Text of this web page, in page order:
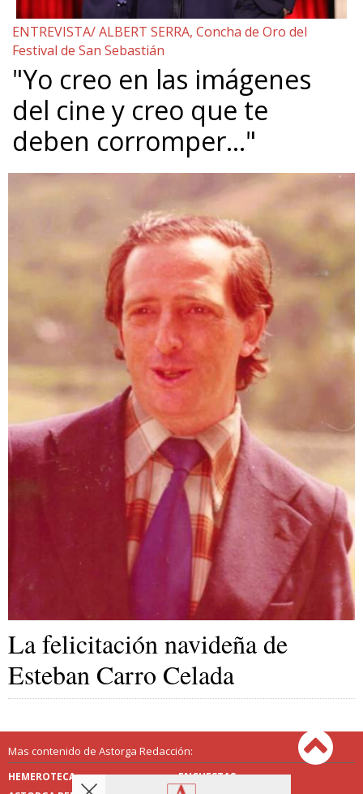
ENTREVISTA/ ALBERT SERRA, Concha de Oro del
Festival de San Sebastián
"Yo creo en las imágenes
del cine y creo que te
deben corromper…"
La felicitación navideña de
Esteban Carro Celada
Mas contenido de Astorga Redacción:
HEMEROTECA
ENCUESTAS